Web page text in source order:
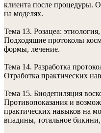
клиента после процедуры.
на моделях.
Тема 13. Розацеа:
Подходящие протоколы
формы, лечение.
Тема 14. Разработка
Отработка практических
Тема 15. Биодепиляция
Противопоказания и
практических навыков на
впадины, тотальное